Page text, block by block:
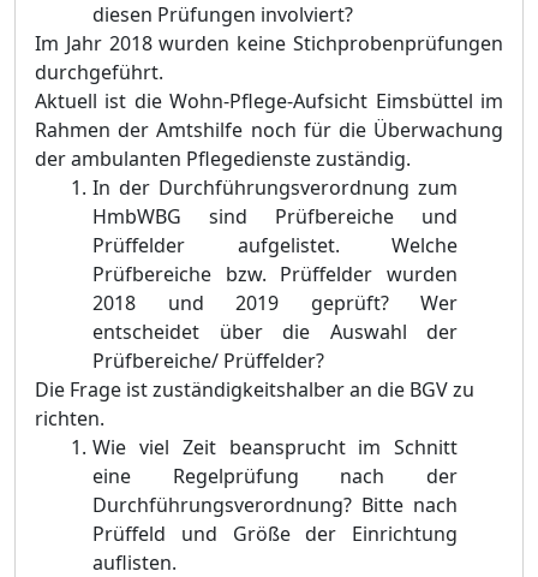
diesen Prüfungen involviert?
Im Jahr 2018 wurden keine Stichprobenprüfungen
durchgeführt.
Aktuell ist die Wohn-Pflege-Aufsicht Eimsbüttel im
Rahmen der Amtshilfe noch für die Überwachung
der ambulanten Pflegedienste zuständig.
In der Durchführungsverordnung zum
HmbWBG sind Prüfbereiche und
Prüffelder aufgelistet. Welche
Prüfbereiche bzw. Prüffelder wurden
2018 und 2019 geprüft? Wer
entscheidet über die Auswahl der
Prüfbereiche/ Prüffelder?
Die Frage ist zuständigkeitshalber an die BGV zu
richten.
Wie viel Zeit beansprucht im Schnitt
eine Regelprüfung nach der
Durchführungsverordnung? Bitte nach
Prüffeld und Größe der Einrichtung
auflisten.